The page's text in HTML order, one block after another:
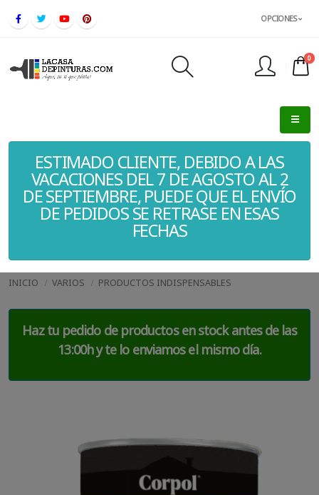
OPCIONES
0
ESTIMADO CLIENTE, DEBIDO A LAS
VACACIONES DEL 7 DE AGOSTO AL 2
DE SEPTIEMBRE, PUEDE QUE EL ENVÍO
DE PEDIDOS SE RETRASE EN ESAS
FECHAS
INICIO VARIOS PRODUCTOS INDISPENSABLES
Haz tu pedido de productos en stock antes de las
13:00h y te lo enviamos el mismo día.